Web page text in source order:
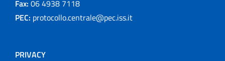
Fax: 06 4938 7118
PEC: protocollo.centrale@pec.iss.it
PRIVACY